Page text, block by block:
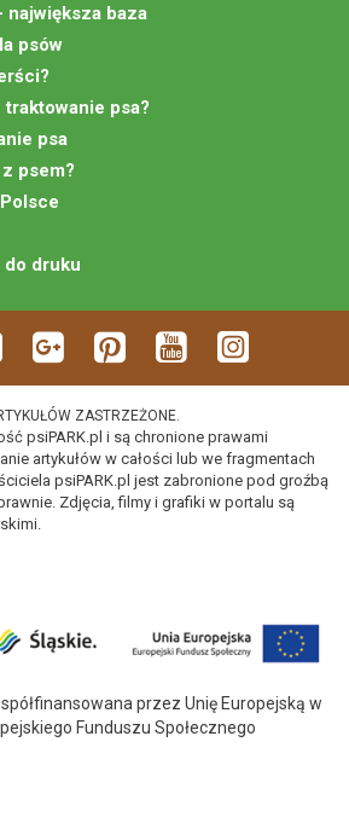
największa baza
psów
traktowanie psa?
psa
psem?
do druku
ZASTRZEŻONE.
psiPARK.pl i są chronione prawami
artykułów w całości lub we fragmentach
psiPARK.pl jest zabronione pod groźbą
Zdjęcia, filmy i grafiki w portalu są
przez Unię Europejską w
Funduszu Społecznego